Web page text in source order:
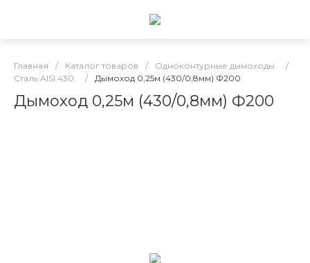
Главная / Каталог товаров / Одноконтурные дымоходы
/
Сталь AISI 430
/ Дымоход 0,25м (430/0,8мм) Ф200
Дымоход 0,25м (430/0,8мм) Ф200